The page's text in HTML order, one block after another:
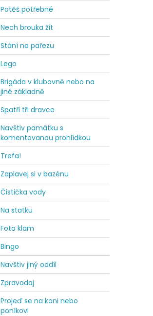
Potěš potřebné
Nech brouka žít
Stání na pařezu
Lego
Brigáda v klubovně nebo na
jiné základně
Spatři tři dravce
Navštiv památku s
komentovanou prohlídkou
Trefa!
Zaplavej si v bazénu
Čistička vody
Na statku
Foto klam
Bingo
Navštiv jiný oddíl
Zpravodaj
Projeď se na koni nebo
poníkovi